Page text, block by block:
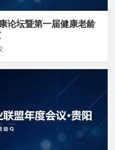
论坛暨第一届健康老龄